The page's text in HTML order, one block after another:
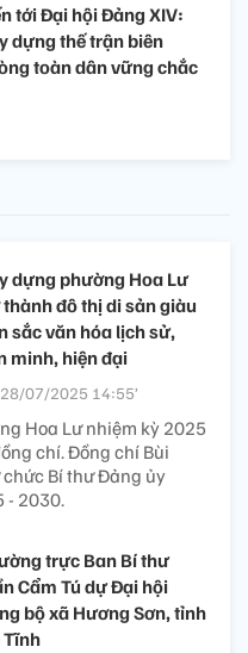
tới Đại hội Đảng XIV:
dựng thế trận biên
toàn dân vững chắc
dựng phường Hoa Lư
đô thị di sản giàu
sắc văn hóa lịch sử,
minh, hiện đại
28/07/2025 14:55’
Hoa Lư nhiệm kỳ 2025
chí. Đồng chí Bùi
Bí thư Đảng ủy
- 2030.
trực Ban Bí thư
Cẩm Tú dự Đại hội
bộ xã Hương Sơn, tỉnh
Tĩnh